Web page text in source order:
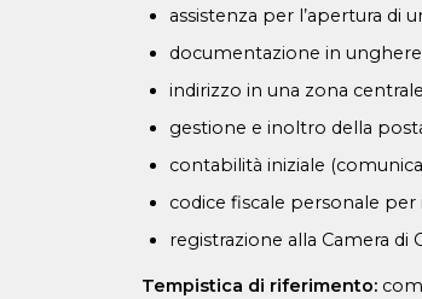
assistenza per l’apertura di
documentazione in
indirizzo in una zona
gestione e inoltro della
contabilità iniziale
codice fiscale personale per
registrazione alla Camera di
Tempistica di riferimento: